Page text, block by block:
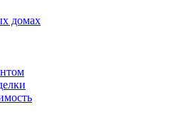
домах